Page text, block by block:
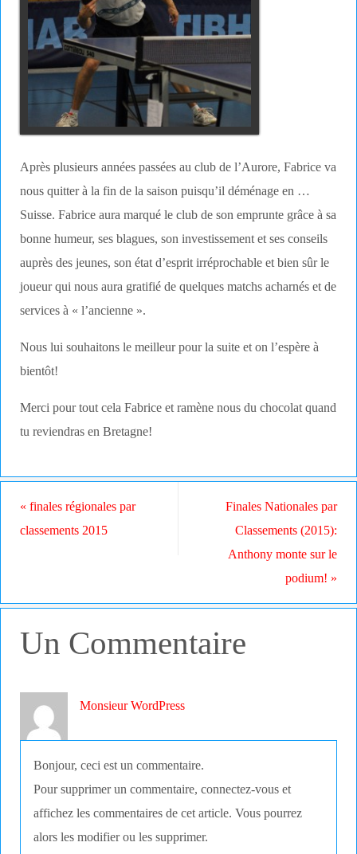
Après plusieurs années passées au club de l’Aurore, Fabrice va
nous quitter à la fin de la saison puisqu’il déménage en …
Suisse. Fabrice aura marqué le club de son emprunte grâce à sa
bonne humeur, ses blagues, son investissement et ses conseils
auprès des jeunes, son état d’esprit irréprochable et bien sûr le
joueur qui nous aura gratifié de quelques matchs acharnés et de
services à « l’ancienne ».
Nous lui souhaitons le meilleur pour la suite et on l’espère à
bientôt!
Merci pour tout cela Fabrice et ramène nous du chocolat quand
tu reviendras en Bretagne!
« finales régionales par
classements 2015
Finales Nationales par
Classements (2015):
Anthony monte sur le
podium! »
Un Commentaire
Monsieur WordPress
Bonjour, ceci est un commentaire.
Pour supprimer un commentaire, connectez-vous et
affichez les commentaires de cet article. Vous pourrez
alors les modifier ou les supprimer.